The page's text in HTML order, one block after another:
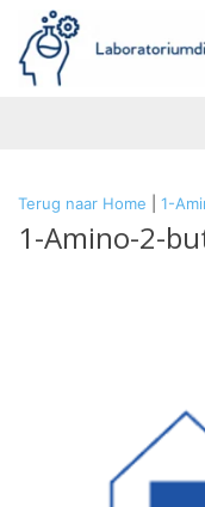
Terug naar Home 1-
1-Amino-2-